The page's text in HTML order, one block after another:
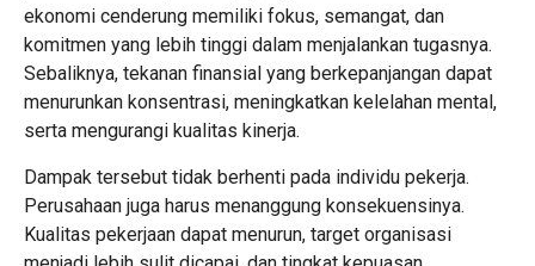
ekonomi cenderung memiliki fokus, semangat, dan
komitmen yang lebih tinggi dalam menjalankan tugasnya.
Sebaliknya, tekanan finansial yang berkepanjangan dapat
menurunkan konsentrasi, meningkatkan kelelahan mental,
serta mengurangi kualitas kinerja.
Dampak tersebut tidak berhenti pada individu pekerja.
Perusahaan juga harus menanggung konsekuensinya.
Kualitas pekerjaan dapat menurun, target organisasi